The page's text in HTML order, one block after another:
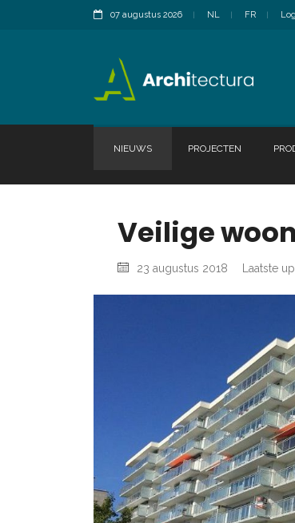
07 augustus 2026 NL FR
NIEUWS PROJECTEN
Veilige
23 augustus 2018 Laatste